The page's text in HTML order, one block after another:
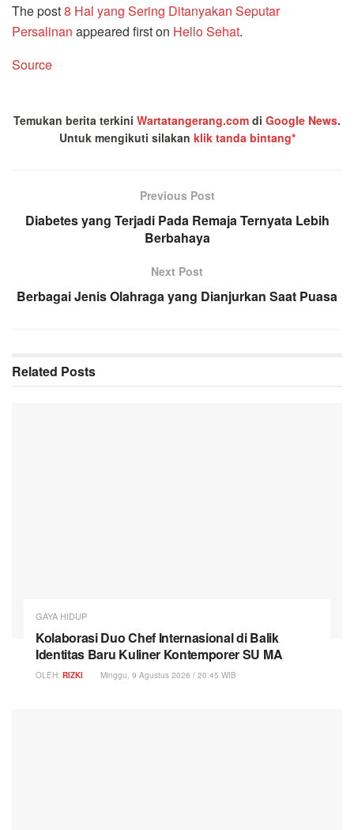
The post8 Hal yang Sering Ditanyakan Seputar
Persalinan appeared first on Hello Sehat.
Source
Temukan berita terkini Wartatangerang.com di Google News.
Untuk mengikuti silakan klik tanda bintang*
Previous Post
Diabetes yang Terjadi Pada Remaja Ternyata Lebih
Berbahaya
Next Post
Berbagai Jenis Olahraga yang Dianjurkan Saat Puasa
Related Posts
GAYA HIDUP
Kolaborasi Duo Chef Internasional di Balik
Identitas Baru Kuliner Kontemporer SU MA
OLEH: RIZKI Minggu, 9 Agustus 2026 / 20:45 WIB